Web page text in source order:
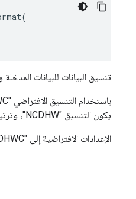
تنسيق البيانات للبيانات
يكون التنسيق "NCDHW"، وترتيب تخزين البيانات هو: [batch, in_channels, in_ Deep, in_height, in_width].
الإعدادات الافتراضية إلى "NDHWC"